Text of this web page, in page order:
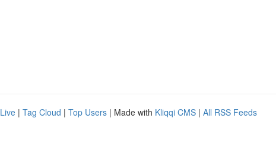
Live | Tag Cloud | Top Users | Made with Kliqqi CMS | All RSS Feeds